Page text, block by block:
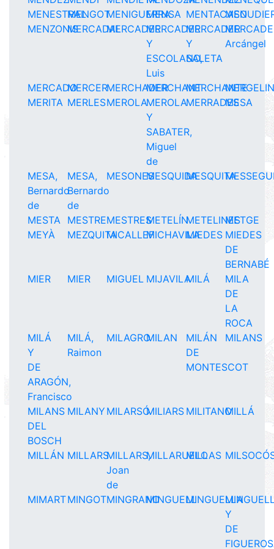
MENESTRALMENGOTMENIGUERRA
MENSA MENTACASO
MENZONISMERCADALMERCADERMERCADER
Y
ESCOLANO,
Luis
MERCADER
Y
SALETA
Arcángel
MERCADOMERCERMERCHADERMERCHANTMERCHANTE
MERITA MERLESMEROLAMEROLA
Y
SABATER,
Miguel
de
MERRADESMESA
MESA,
Bernardo
de
MESA,
Bernardo
de
MESONESMESQUIDAMESQUITA
MESTA MESTREMESTRESMETELÍNMETELINESMETGE
MEYÀ
MEZQUITAMICALLEFMICHAVILAMIEDES MIEDES
DE
BERNABÉ
MIER
MIER MIGUEL MIJAVILAMILÁ
MILA
DE
LA
ROCA
MILÁ
Y
DE
ARAGÓN,
Francisco
MILÁ,
Raimon
MILAGROMILAN
MILÁN
DE
MONTESCOT
MILANS
MILANS
DEL
BOSCH
MILANY MILARSÓMILIARS MILITANOMILLÁ
MILLÁN MILLARSMILLARS,
Joan
de
MILLARUELO
MILLAS
MIMARTMINGOTMINGRANOMINGUELLMINGUELLA
Y
DE